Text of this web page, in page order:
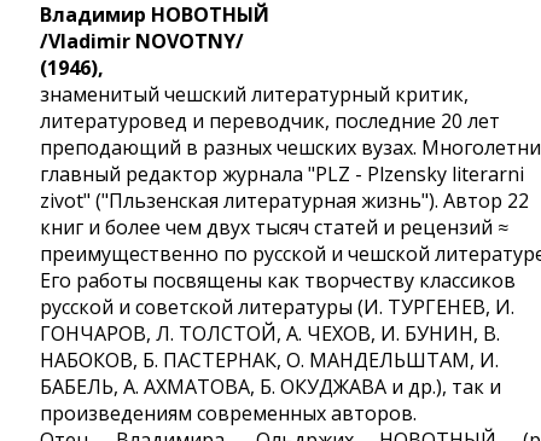
Владимир НОВОТНЫЙ
/Vladimir NOVOTNY/
(1946),
знаменитый чешский литературный критик,
литературовед и переводчик, последние 20 лет
преподающий в разных чешских вузах.
главный редактор журнала "PLZ - Plzensky literarni
zivot" ("Пльзенская литературная жизнь"). Автор 22
книг и более чем двух тысяч статей и рецензий ≈
преимущественно по русской и чешской
Его работы посвящены как творчеству классиков
русской и советской литературы (И. ТУРГЕНЕВ, И.
ГОНЧАРОВ, Л. ТОЛСТОЙ, А. ЧЕХОВ, И. БУНИН, В.
НАБОКОВ, Б. ПАСТЕРНАК, О. МАНДЕЛЬШТАМ, И.
БАБЕЛЬ, А. АХМАТОВА, Б. ОКУДЖАВА и др.), так и
произведениям современных авторов.